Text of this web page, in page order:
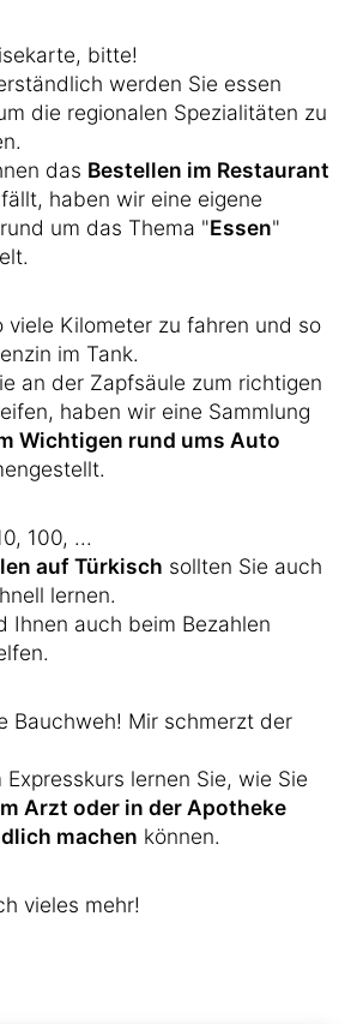
bitte!
werden Sie essen
die regionalen Spezialitäten zu
das Bestellen im Restaurant
haben wir eine eigene
um das Thema "Essen"
viele Kilometer zu fahren und so
im Tank.
an der Zapfsäule zum richtigen
haben wir eine Sammlung
Wichtigen rund ums Auto
100, ...
auf Türkisch sollten Sie auch
lernen.
Ihnen auch beim Bezahlen
Bauchweh! Mir schmerzt der
Expresskurs lernen Sie, wie Sie
Arzt oder in der Apotheke
machen können.
vieles mehr!